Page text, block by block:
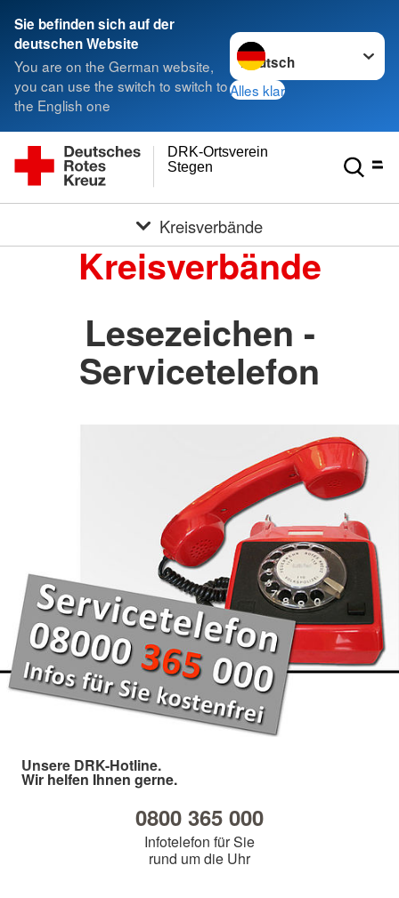
Sie befinden sich auf der
deutschen Website
You are on the German website,
you can use the switch to switch to
the English one
Sprache wechseln zu
Alles klar
Stegen
DRK-Ortsverein
Kreisverbände
Kreisverbände
Lesezeichen -
Servicetelefon
Unsere DRK-Hotline.
Wir helfen Ihnen gerne.
0800 365 000
Infotelefon für Sie
rund um die Uhr